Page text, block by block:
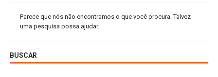
Parece que nós não encontramos o que você procura. Talvez
uma pesquisa possa ajudar.
BUSCAR